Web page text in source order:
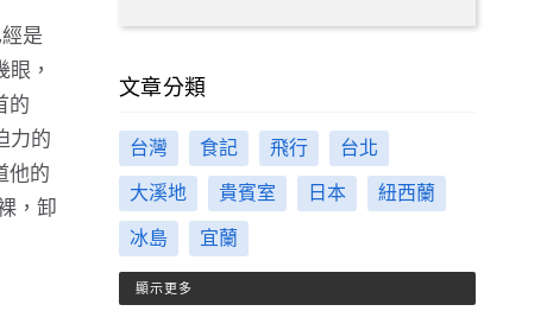
是
，
的
力的
他的
，卸
文章分類
台灣 食記 飛行
台北
大溪地
貴賓室 日本
紐西蘭
冰島
宜蘭
顯示更多